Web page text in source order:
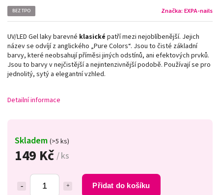
BEZ TPO Značka: EXPA-nails
149 Kč / ks
Přidat do košíku
Skladem (>5 ks)
UV/LED Gel laky barevné klasické patří mezi nejoblíbenější. Jejich
název se odvíjí z anglického „Pure Colors“. Jsou to čisté základní
barvy, které neobsahují příměsi jiných odstínů, ani efektových prvků.
Jsou to barvy v nejčistější a nejintenzivnější podobě. Používají se pro
jednolitý, sytý a elegantní vzhled.
Detailní informace